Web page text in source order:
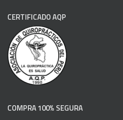
CERTIFICADO AQP
COMPRA 100% SEGURA